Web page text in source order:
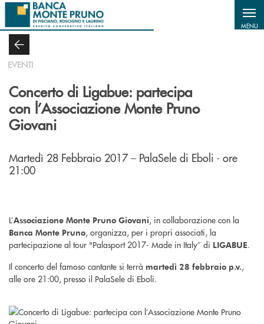
Salta al contenuto principale
MENU
EVENTI
Concerto di Ligabue: partecipa
con l’Associazione Monte Pruno
Giovani
Martedì 28 Febbraio 2017 – PalaSele di Eboli - ore
21:00
L’Associazione Monte Pruno Giovani, in collaborazione con la
Banca Monte Pruno, organizza, per i propri associati, la
partecipazione al tour "Palasport 2017- Made in Italy” di LIGABUE.
Il concerto del famoso cantante si terrà martedì 28 febbraio p.v.,
alle ore 21:00, presso il PalaSele di Eboli.